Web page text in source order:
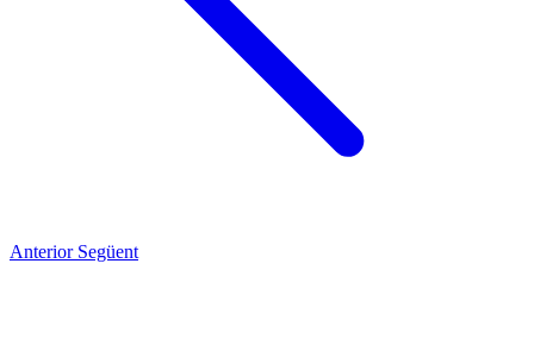
Anterior Següent